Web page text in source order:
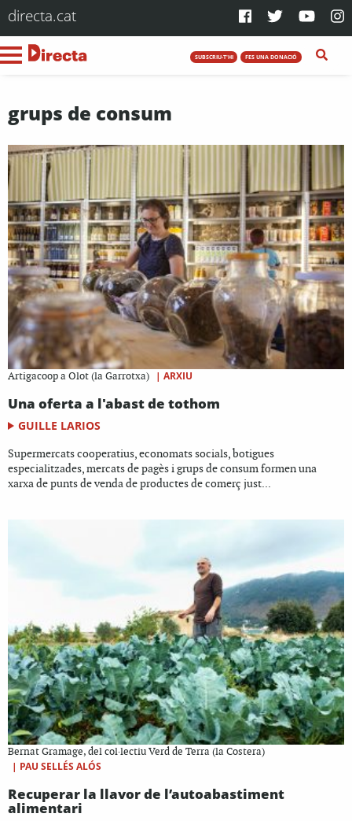
directa.cat
SUBSCRIU-T'HI FES UNA DONACIÓ
grups de consum
Artigacoop a Olot (la Garrotxa) | ARXIU
Una oferta a l'abast de tothom
GUILLE LARIOS
Supermercats cooperatius, economats socials, botigues
especialitzades, mercats de pagès i grups de consum formen una
xarxa de punts de venda de productes de comerç just...
Bernat Gramage, del col·lectiu Verd de Terra (la Costera)
| PAU SELLÉS ALÓS
Recuperar la llavor de l’autoabastiment
alimentari